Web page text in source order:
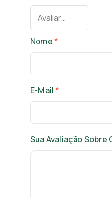
Sua Avaliação Sobre
Nome *
E-Mail *